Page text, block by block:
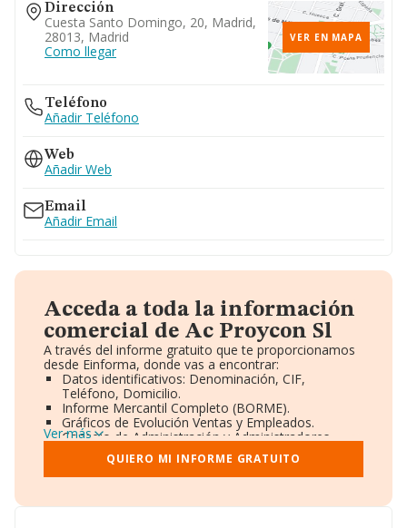
Dirección
Cuesta Santo Domingo, 20, Madrid,
28013, Madrid
Como llegar
VER EN MAPA
Teléfono
Añadir Teléfono
Web
Añadir Web
Email
Añadir Email
Acceda a toda la información
comercial de Ac Proycon Sl
A través del informe gratuito que te proporcionamos
desde Einforma, donde vas a encontrar:
Datos identificativos: Denominación, CIF,
Teléfono, Domicilio.
Informe Mercantil Completo (BORME).
Gráficos de Evolución Ventas y Empleados.
Consejo de Administración y Administradores.
Directivos y Ejecutivos.
Accionistas.
Participaciones y Vinculaciones en otras empresas.
Información oficial y registral complementaria.
Ver más
QUIERO MI INFORME GRATUITO